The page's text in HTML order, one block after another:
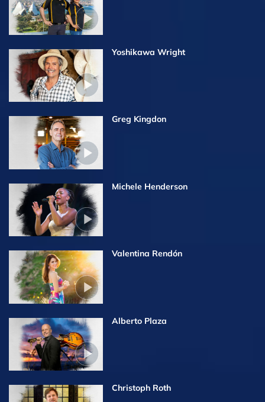
Yoshikawa Wright
Greg Kingdon
Michele Henderson
Valentina Rendón
Alberto Plaza
Christoph Roth